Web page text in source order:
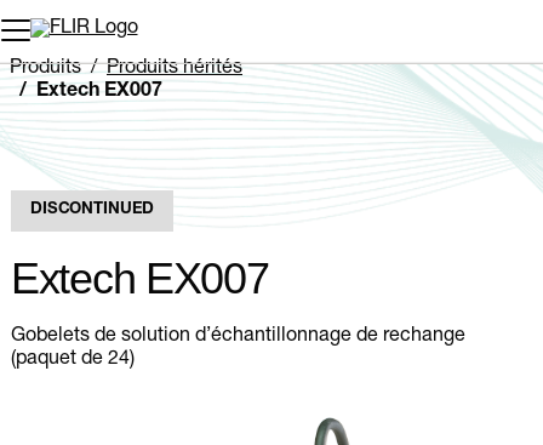
Unread messages
Modèle
Supprimer
articles
Ajouter au panier
Ajouté au panier
Produits
Produits hérités
Extech EX007
DISCONTINUED
Extech EX007
Gobelets de solution d’échantillonnage de rechange
(paquet de 24)